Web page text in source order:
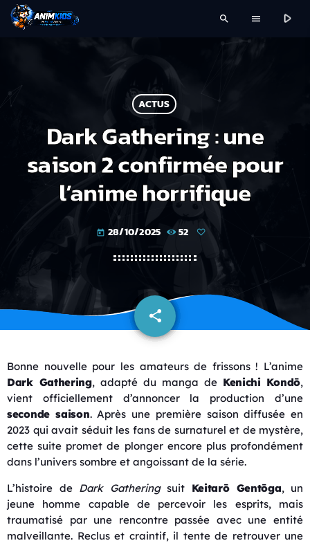
search menu play_arrow
ACTUS
Dark Gathering : une
saison 2 confirmée pour
l’anime horrifique
today 28/10/2025 52
share
email
Bonne nouvelle pour les amateurs de frissons ! L’anime
Dark Gathering, adapté du manga de Kenichi Kondō,
vient officiellement d’annoncer la production d’une
seconde saison. Après une première saison diffusée en
2023 qui avait séduit les fans de surnaturel et de mystère,
cette suite promet de plonger encore plus profondément
dans l’univers sombre et angoissant de la série.
L’histoire de Dark Gatheringsuit Keitarō Gentōga, un
jeune homme capable de percevoir les esprits, mais
traumatisé par une rencontre passée avec une entité
malveillante. Reclus et craintif, il tente de retrouver une